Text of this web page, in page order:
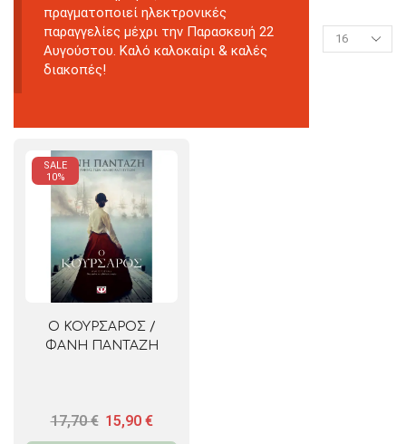
πραγματοποιεί ηλεκτρονικές
παραγγελίες μέχρι την Παρασκευή 22
Αυγούστου. Καλό καλοκαίρι & καλές
διακοπές!
SALE
10%
Ο ΚΟΥΡΣΑΡΟΣ /
ΦΑΝΗ ΠΑΝΤΑΖΗ
17,70€ 15,90 €